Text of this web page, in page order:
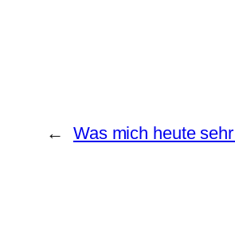
← Was mich heute